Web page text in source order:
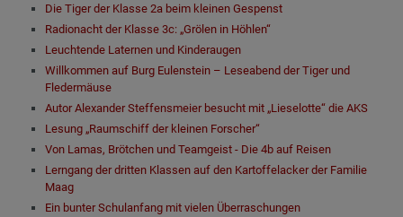
Die Tiger der Klasse 2a beim kleinen Gespenst
Radionacht der Klasse 3c: „Grölen in Höhlen“
Leuchtende Laternen und Kinderaugen
Willkommen auf Burg Eulenstein – Leseabend der Tiger und
Fledermäuse
Autor Alexander Steffensmeier besucht mit „Lieselotte“ die AKS
Lesung „Raumschiff der kleinen Forscher“
Von Lamas, Brötchen und Teamgeist - Die 4b auf Reisen
Lerngang der dritten Klassen auf den Kartoffelacker der Familie
Maag
Ein bunter Schulanfang mit vielen Überraschungen